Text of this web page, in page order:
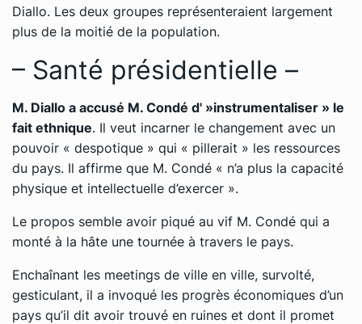
Diallo. Les deux groupes représenteraient largement
plus de la moitié de la population.
– Santé présidentielle –
M. Diallo a accusé M. Condé d' »instrumentaliser » le
fait ethnique. Il veut incarner le changement avec un
pouvoir « despotique » qui « pillerait » les ressources
du pays. Il affirme que M. Condé « n’a plus la capacité
physique et intellectuelle d’exercer ».
Le propos semble avoir piqué au vif M. Condé qui a
monté à la hâte une tournée à travers le pays.
Enchaînant les meetings de ville en ville, survolté,
gesticulant, il a invoqué les progrès économiques d’un
pays qu’il dit avoir trouvé en ruines et dont il promet